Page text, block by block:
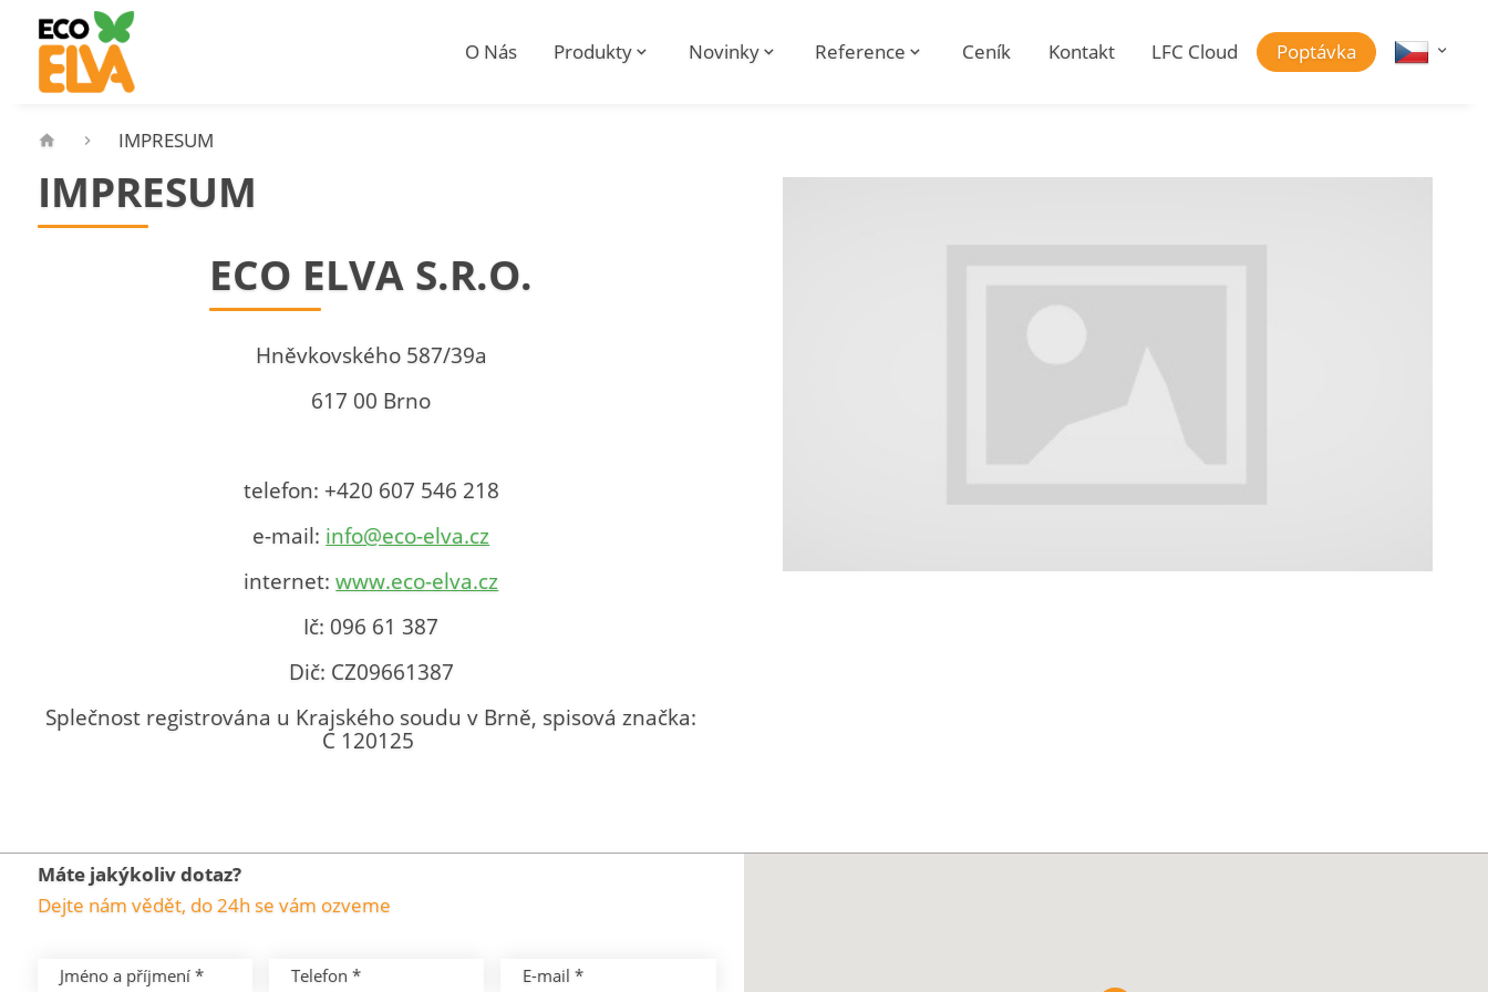
O Nás Produkty Novinky Reference Ceník Kontakt LFC Cloud Poptávka
IMPRESUM
IMPRESUM
ECO ELVA S.R.O.
Hněvkovského 587/39a
617 00 Brno
telefon: +420 607 546 218
e-mail: info@eco-elva.cz
internet:www.eco-elva.cz
Ič: 096 61 387
Dič: CZ09661387
Splečnost registrována u Krajského soudu v Brně, spisová značka:
C 120125
Máte jakýkoliv dotaz?
Dejte nám vědět, do 24h se vám ozveme
Jméno a příjmení * Telefon * E-mail *